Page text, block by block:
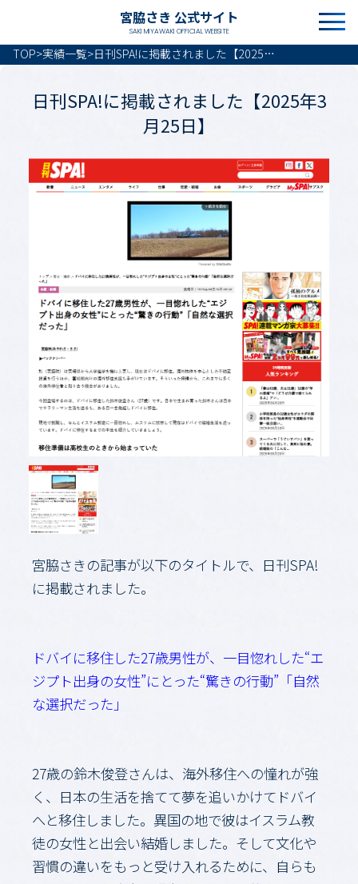
宮脇さき 公式サイト
SAKI MIYAWAKI OFFICIAL WEBSITE
TOP>実績一覧> 日刊SPA!に掲載されました【2025年3月25日】
日刊SPA!に掲載されました【2025年3
月25日】
宮脇さきの記事が以下のタイトルで、日刊SPA!
に掲載されました。
ドバイに移住した27歳男性が、一目惚れした“エ
ジプト出身の女性”にとった“驚きの行動”「自然
な選択だった」
27歳の鈴木俊登さんは、海外移住への憧れが強
く、日本の生活を捨てて夢を追いかけてドバイ
へと移住しました。異国の地で彼はイスラム教
徒の女性と出会い結婚しました。そして文化や
習慣の違いをもっと受け入れるために、自らも